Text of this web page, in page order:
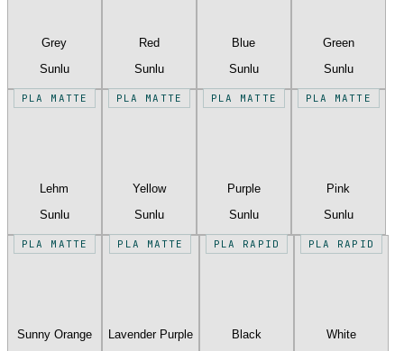
Grey
Sunlu
Red
Sunlu
Blue
Sunlu
Green
Sunlu
PLA MATTE
Lehm
Sunlu
PLA MATTE
Yellow
Sunlu
PLA MATTE
Purple
Sunlu
PLA MATTE
Pink
Sunlu
PLA MATTE
Sunny Orange
PLA MATTE
Lavender Purple
PLA RAPID
Black
PLA RAPID
White